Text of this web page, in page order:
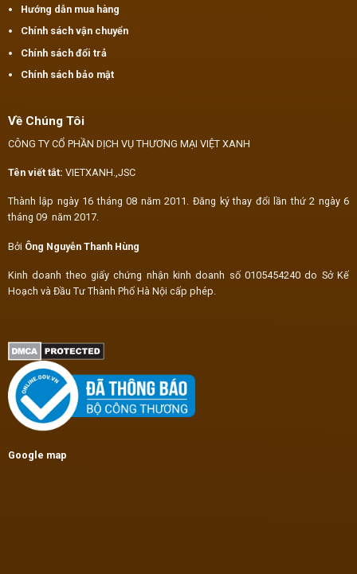
Hướng dẫn mua hàng
Chính sách vận chuyển
Chính sách đổi trả
Chính sách bảo mật
Về Chúng Tôi
CÔNG TY CỔ PHẦN DỊCH VỤ THƯƠNG MẠI VIỆT XANH
Tên viết tắt: VIETXANH.,JSC
Thành lập ngày 16 tháng 08 năm 2011. Đăng ký thay đổi lần thứ 2 ngày 6
tháng 09 năm 2017.
Bởi Ông Nguyễn Thanh Hùng
Kinh doanh theo giấy chứng nhận kinh doanh số 0105454240 do Sở Kế
Hoạch và Đầu Tư Thành Phố Hà Nội cấp phép.
Google map